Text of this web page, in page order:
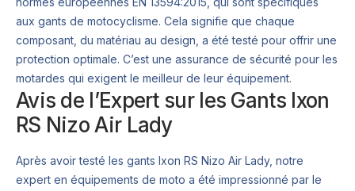
aux gants de motocyclisme. Cela signifie que chaque
composant, du matériau au design, a été testé pour offrir une
protection optimale. C’est une assurance de sécurité pour les
motardes qui exigent le meilleur de leur équipement.
Avis de l’Expert sur les Gants Ixon
RS Nizo Air Lady
Après avoir testé les gants Ixon RS Nizo Air Lady, notre
expert en équipements de moto a été impressionné par le